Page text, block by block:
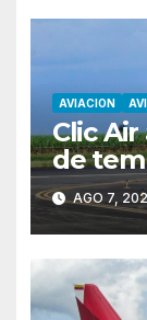
AVIACION
Clic
de
rutas
AGO 7,